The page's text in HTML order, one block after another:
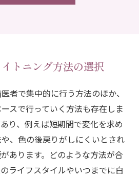
トニング方法の選択
者で集中的に行う方法のほか、
スで行っていく方法も存在しま
り、例えば短期間で変化を求め
、色の後戻りがしにくいとされ
あります。どのような方法が合
ライフスタイルやいつまでに白